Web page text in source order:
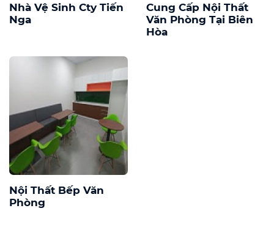
Nhà Vệ Sinh Cty Tiến
Nga
Cung Cấp Nội Thất
Văn Phòng Tại Biên
Hòa
Nội Thất Bếp Văn
Phòng